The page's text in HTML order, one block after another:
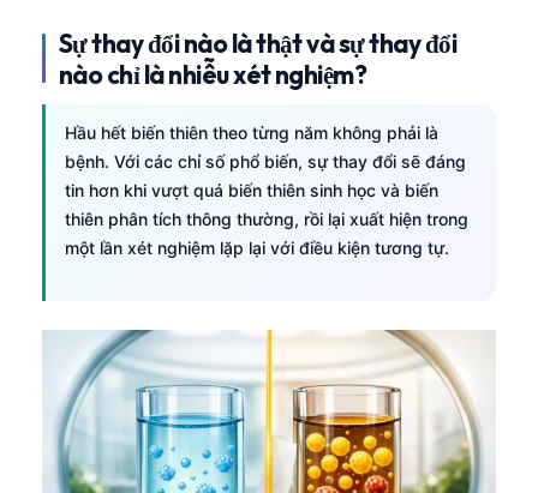
Sự thay đổi nào là thật và sự thay đổi
nào chỉ là nhiễu xét nghiệm?
Hầu hết biến thiên theo từng năm không phải là
bệnh. Với các chỉ số phổ biến, sự thay đổi sẽ đáng
tin hơn khi vượt quá biến thiên sinh học và biến
thiên phân tích thông thường, rồi lại xuất hiện trong
một lần xét nghiệm lặp lại với điều kiện tương tự.